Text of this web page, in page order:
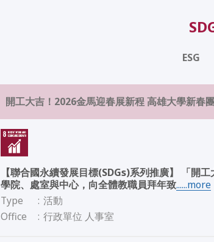
ESG
開工大吉！2026金馬迎春展新程 高雄大學新春
【聯合國永續發展目標(SDGs)系列推廣】 「開
學院、處室與中心，向全體教職員拜年致......more
Type
: 活動
Office
: 行政單位 人事室